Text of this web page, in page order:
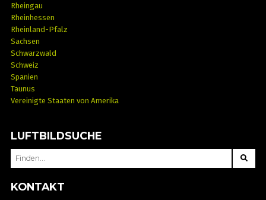
Rheingau
Rheinhessen
Rheinland-Pfalz
Sachsen
Schwarzwald
Schweiz
Spanien
Taunus
Vereinigte Staaten von Amerika
LUFTBILDSUCHE
SEARCH
KONTAKT